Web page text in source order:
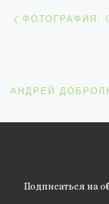
Подписаться на